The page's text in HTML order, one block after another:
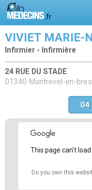
VIVIET MARIE-
Infirmier - Infirmière
24 RUE DU STADE
01340 Montrevel-en-
04
This page can't
Do you own this